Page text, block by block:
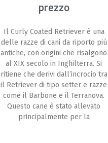
prezzo
Il Curly Coated Retriever è una
delle razze di cani da riporto più
antiche, con origini che risalgono
al XIX secolo in Inghilterra. Si
ritiene che derivi dall’incrocio tra
il Retriever di tipo setter e razze
come il Barbone e il Terranova.
Questo cane è stato allevato
principalmente per la